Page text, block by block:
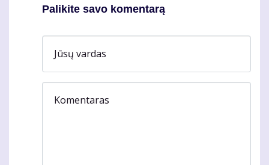
Palikite savo komentarą
Jūsų vardas
Komentaras